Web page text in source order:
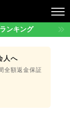
ンキング
人へ
全額返金保証